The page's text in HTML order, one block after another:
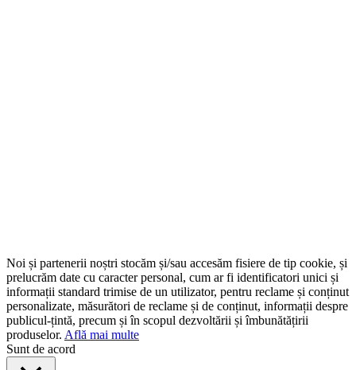
Noi și partenerii noștri stocăm și/sau accesăm fisiere de tip cookie, și
prelucrăm date cu caracter personal, cum ar fi identificatori unici și
informații standard trimise de un utilizator, pentru reclame și conținut
personalizate, măsurători de reclame și de conținut, informații despre
publicul-țintă, precum și în scopul dezvoltării și îmbunătățirii
produselor. Află mai multe
Sunt de acord